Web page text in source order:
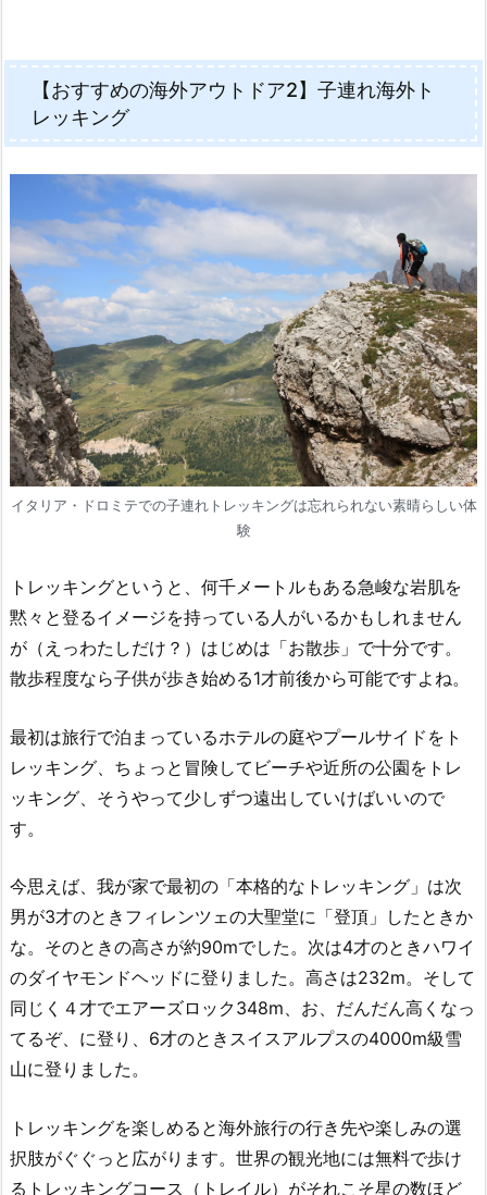
【おすすめの海外アウトドア2】子連れ海外ト
レッキング
イタリア・ドロミテでの子連れトレッキングは忘れられない素晴らしい体
験
トレッキングというと、何千メートルもある急峻な岩肌を
黙々と登るイメージを持っている人がいるかもしれません
が（えっわたしだけ？）はじめは「お散歩」で十分です。
散歩程度なら子供が歩き始める1才前後から可能ですよね。
最初は旅行で泊まっているホテルの庭やプールサイドをト
レッキング、ちょっと冒険してビーチや近所の公園をトレ
ッキング、そうやって少しずつ遠出していけばいいので
す。
今思えば、我が家で最初の「本格的なトレッキング」は次
男が3才のときフィレンツェの大聖堂に「登頂」したときか
な。そのときの高さが約90mでした。次は4才のときハワイ
のダイヤモンドヘッドに登りました。高さは232m。そして
同じく４才でエアーズロック348m、お、だんだん高くなっ
てるぞ、に登り、6才のときスイスアルプスの4000m級雪
山に登りました。
トレッキングを楽しめると海外旅行の行き先や楽しみの選
択肢がぐぐっと広がります。世界の観光地には無料で歩け
るトレッキングコース（トレイル）がそれこそ星の数ほど